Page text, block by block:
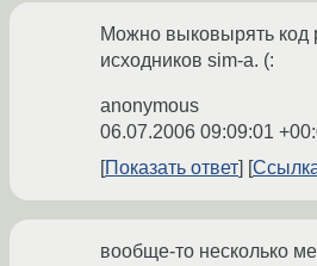
Можно выковырять код
исходников sim-а. (:
anonymous
06.07.2006 09:09:01
Показать ответ
вообще-то несколько